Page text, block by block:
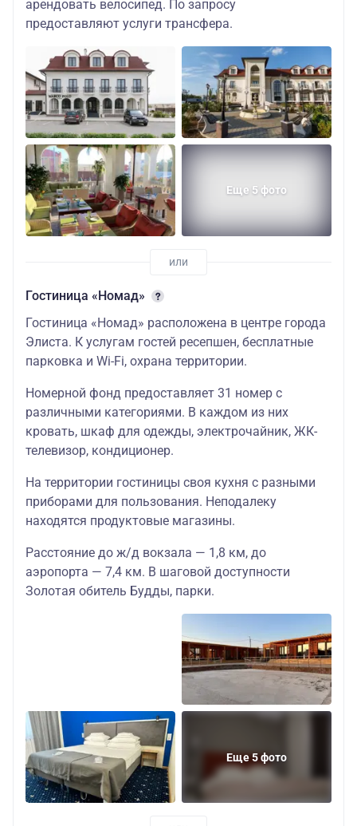
арендовать велосипед. По запросу
предоставляют услуги трансфера.
Еще 5 фото
Гостиница «Номад»
Гостиница «Номад» расположена в центре города
Элиста. К услугам гостей ресепшен, бесплатные
парковка и Wi-Fi, охрана территории.
Номерной фонд предоставляет 31 номер с
различными категориями. В каждом из них
кровать, шкаф для одежды, электрочайник, ЖК-
телевизор, кондиционер.
На территории гостиницы своя кухня с разными
приборами для пользования. Неподалеку
находятся продуктовые магазины.
Расстояние до ж/д вокзала — 1,8 км, до
аэропорта — 7,4 км. В шаговой доступности
Золотая обитель Будды, парки.
Еще 5 фото